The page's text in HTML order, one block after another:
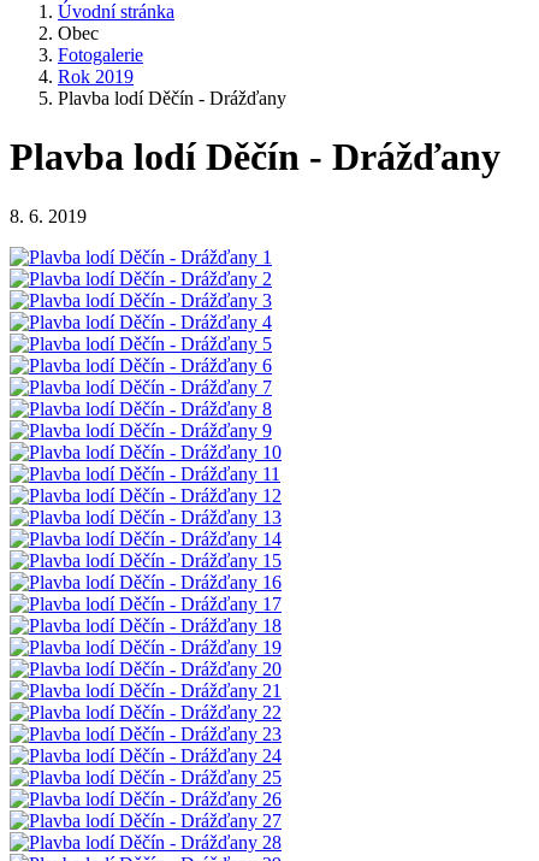
Úvodní stránka
Obec
Fotogalerie
Rok 2019
Plavba lodí Děčín - Drážďany
Plavba lodí Děčín - Drážďany
8. 6. 2019